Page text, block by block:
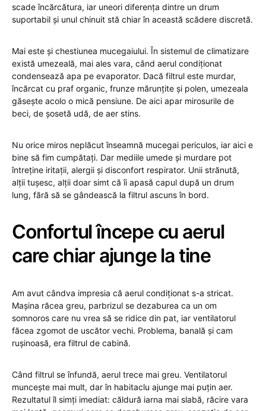
scade încărcătura, iar uneori diferența dintre un drum
suportabil și unul chinuit stă chiar în această scădere discretă.
Mai este și chestiunea mucegaiului. În sistemul de climatizare
există umezeală, mai ales vara, când aerul condiționat
condensează apa pe evaporator. Dacă filtrul este murdar,
încărcat cu praf organic, frunze mărunțite și polen, umezeala
găsește acolo o mică pensiune. De aici apar mirosurile de
beci, de șosetă udă, de aer stins.
Nu orice miros neplăcut înseamnă mucegai periculos, iar aici e
bine să fim cumpătați. Dar mediile umede și murdare pot
întreține iritații, alergii și disconfort respirator. Unii strănută,
alții tușesc, alții doar simt că îi apasă capul după un drum
lung, fără să se gândească la filtrul ascuns în bord.
Confortul începe cu aerul
care chiar ajunge la tine
Am avut cândva impresia că aerul condiționat s-a stricat.
Mașina răcea greu, parbrizul se dezaburea ca un om
somnoros care nu vrea să se ridice din pat, iar ventilatorul
făcea zgomot de uscător vechi. Problema, banală și cam
rușinoasă, era filtrul de cabină.
Când filtrul se înfundă, aerul trece mai greu. Ventilatorul
muncește mai mult, dar în habitaclu ajunge mai puțin aer.
Rezultatul îl simți imediat: căldură iarna mai slabă, răcire vara